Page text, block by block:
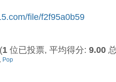
file/f2f95a0b59
(1 位已投票, 平均得分: 9.00
, Pop